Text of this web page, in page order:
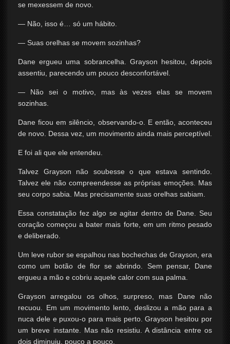
se mexessem de novo.
— Não, isso é… só um hábito.
— Suas orelhas se movem sozinhas?
Dane ergueu uma sobrancelha. Grayson hesitou, depois
assentiu, parecendo um pouco desconfortável.
— Não sei o motivo, mas às vezes elas se movem
sozinhas.
Dane ficou em silêncio, observando-o. E então, aconteceu
de novo. Dessa vez, um movimento ainda mais perceptível.
E foi ali que ele entendeu.
Talvez Grayson não soubesse o que estava sentindo.
Talvez ele não compreendesse as próprias emoções. Mas
seu corpo sabia. Mas precisamente suas orelhas sabiam.
Essa constatação fez algo se agitar dentro de Dane. Seu
coração começou a bater mais forte, em um ritmo pesado
e deliberado.
Um leve rubor se espalhou nas bochechas de Grayson, era
como um botão de flor se abrindo. Sem pensar, Dane
ergueu a mão e cobriu aquele calor com sua palma.
Grayson arregalou os olhos, surpreso, mas Dane não
recuou. Em um movimento lento, deslizou a mão para a
nuca dele e puxou-o para mais perto. Grayson hesitou por
um breve instante. Mas não resistiu. A distância entre os
dois diminuiu, pouco a pouco.